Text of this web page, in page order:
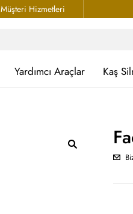
Müşteri Hizmetleri
Yardımcı Araçlar Kaş